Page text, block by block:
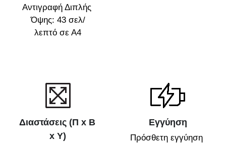
Αντιγραφή Διπλής
Όψης: 43 σελ/
λεπτό σε Α4
Διαστάσεις (Π x Β
x Υ)
Εγγύηση
Πρόσθετη εγγύηση